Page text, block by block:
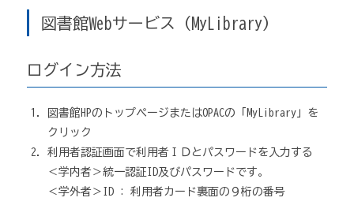
図書館Webサービス（MyLibrary）
ログイン方法
図書館HPのトップページまたはOPACの「MyLibrary」を
クリック
利用者認証画面で利用者ＩＤとパスワードを入力する
＜学内者＞統一認証ID及びパスワードです。
＜学外者＞ID : 利用者カード裏面の９桁の番号